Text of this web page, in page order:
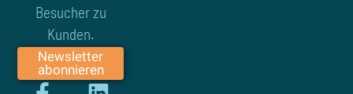
Besucher zu
Kunden.
Newsletter
abonnieren